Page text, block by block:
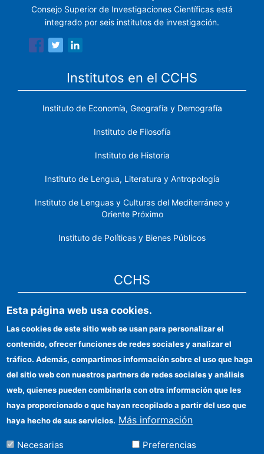
Consejo Superior de Investigaciones Científicas está
integrado por seis institutos de investigación.
Institutos en el CCHS
Instituto de Economía, Geografía y Demografía
Instituto de Filosofía
Instituto de Historia
Instituto de Lengua, Literatura y Antropología
Instituto de Lenguas y Culturas del Mediterráneo y
Oriente Próximo
Instituto de Políticas y Bienes Públicos
CCHS
Sede electrónica CSIC
Identidad institucional
Información para proveedores
Ayudas FEDER
Organismos financiadores
Contacto
Cómo llegar
Esta página web usa cookies.
Las cookies de este sitio web se usan para personalizar el
contenido, ofrecer funciones de redes sociales y analizar el
tráfico. Además, compartimos información sobre el uso que haga
del sitio web con nuestros partners de redes sociales y análisis
web, quienes pueden combinarla con otra información que les
haya proporcionado o que hayan recopilado a partir del uso que
haya hecho de sus servicios. Más información
Necesarias Preferencias